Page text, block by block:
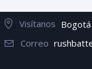
Visítanos Bogotá
Correo